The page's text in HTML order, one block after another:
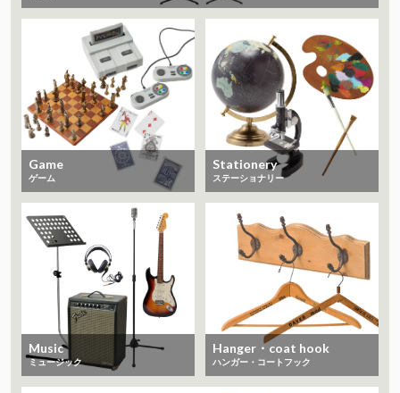
Game
ゲーム
Stationery
ステーショナリー
Music
ミュージック
Hanger・coat hook
ハンガー・コートフック